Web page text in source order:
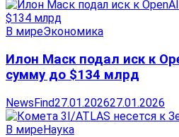
В миреЭкономика
Илон Маск подал иск к
сумму до $134 млрд
NewsFind27.01.202627.01.2026
В миреНаука